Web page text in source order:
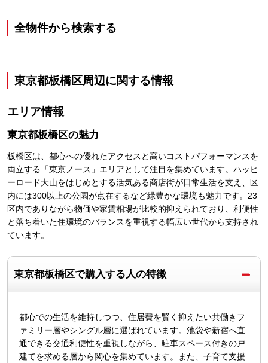
全物件から検索する
東京都板橋区周辺に関する情報
エリア情報
東京都板橋区の魅力
板橋区は、都心への優れたアクセスと高いコストパフォーマンスを
両立する「東京ノース」エリアとして注目を集めています。ハッピ
ーロード大山をはじめとする活気ある商店街が日常生活を支え、区
内には300以上の公園が点在するなど緑豊かな環境も魅力です。23
区内でありながら物価や家賃相場が比較的抑えられており、利便性
と落ち着いた住環境のバランスを重視する幅広い世代から支持され
ています。
東京都板橋区で購入する人の特徴
都心での生活を維持しつつ、住居費を賢く抑えたい共働きフ
ァミリー層やシングル層に選ばれています。池袋や新宿へ直
通できる交通利便性を重視しながら、駐車スペース付きの戸
建てを求める層から関心を集めています。また、子育て支援